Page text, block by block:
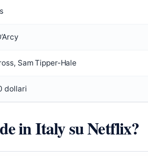
Sam Tipper-Hale
dollari
in Italy su Netflix?